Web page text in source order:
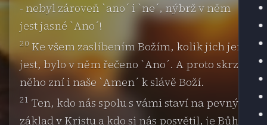
- nebyl zároveň `ano´ i `ne´, nýbrž v něm
jest jasné `Ano´!
20 Ke všem zaslíbením Božím, kolik jich jen
jest, bylo v něm řečeno `Ano´. A proto skrze
něho zní i naše `Amen´ k slávě Boží.
21 Ten, kdo nás spolu s vámi staví na pevný
základ v Kristu a kdo si nás posvětil, je Bůh.